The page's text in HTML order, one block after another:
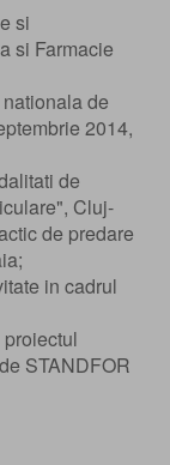
si
si Farmacie
de
2014,
de
Cluj-
de predare
in cadrul
STANDFOR